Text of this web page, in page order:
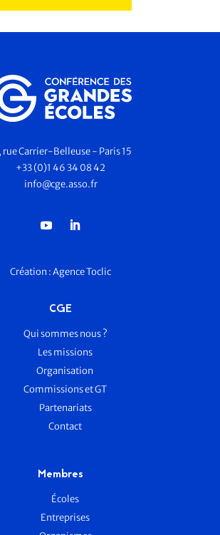
rue Carrier-Belleuse - Paris 15
+33 (0)1 46 34 08 42
info@cge.asso.fr
Création :Agence Toclic
CGE
Qui sommes nous ?
Les missions
Organisation
Commissions et GT
Partenariats
Contact
Membres
Écoles
Entreprises